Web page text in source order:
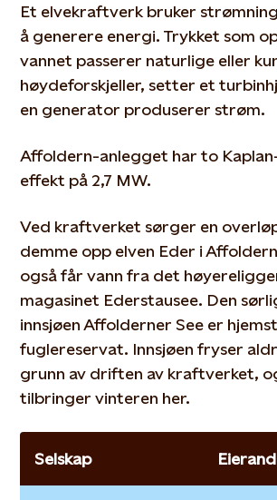
Et elvekraftverk bruker
å generere energi. Trykket som
vannet passerer naturlige eller
høydeforskjeller, setter et
en generator produserer strøm.
Affoldern-anlegget har to
effekt på 2,7 MW.
Ved kraftverket sørger en
demme opp elven Eder i
også får vann fra det
magasinet Ederstausee. Den
innsjøen Affolderner See er
fuglereservat. Innsjøen fryser
grunn av driften av kraftverket,
tilbringer vinteren her.
Selskap